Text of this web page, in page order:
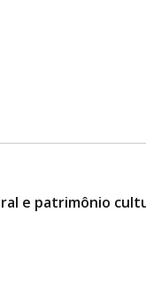
e patrimônio